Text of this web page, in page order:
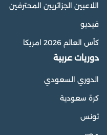
اللاعبين الجزائريين المحترفين
فيديو
كأس العالم 2026 امريكا
دوريات عربية
الدوري السعودي
كرة سعودية
تونس